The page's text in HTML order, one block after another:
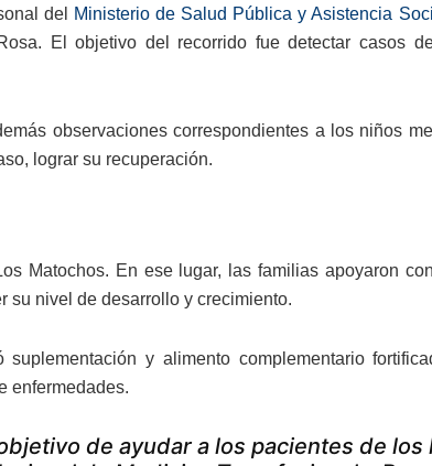
del Ministerio de Salud Pública y Asistencia
El objetivo del recorrido fue detectar casos
observaciones correspondientes a los niños
lograr su recuperación.
Matochos. En ese lugar, las familias apoyaron
su nivel de desarrollo y crecimiento.
suplementación y alimento complementario
enfermedades.
de ayudar a los pacientes de los